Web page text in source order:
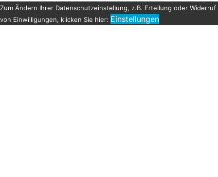
Zum Ändern Ihrer Datenschutzeinstellung, z.B. Erteilung oder Widerruf
von Einwilligungen, klicken Sie hier: Einstellungen